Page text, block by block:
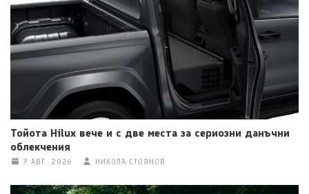
Тойота Hilux вече и с две места за сериозни данъчни
облекчения
7 АВГ. 2026 НИКОЛА СТОЯНОВ